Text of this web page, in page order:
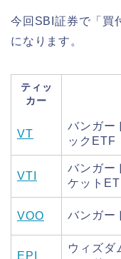
今回SBI証券で「買
になります。
ティッ
カー
VT
バンガー
ックETF
VTI
バンガー
ケット
VOO バンガー
EPI
ウィズダ